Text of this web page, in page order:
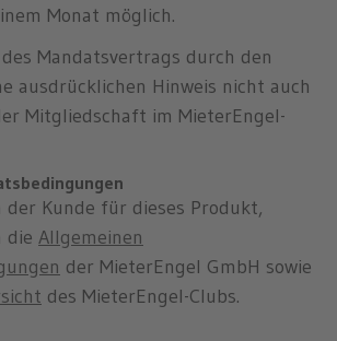
Monat möglich.
Mandatsvertrags durch den
ausdrücklichen Hinweis nicht auch
Mitgliedschaft im MieterEngel-
der Kunde für dieses Produkt,
die Allgemeinen
der MieterEngel GmbH sowie
des MieterEngel-Clubs.